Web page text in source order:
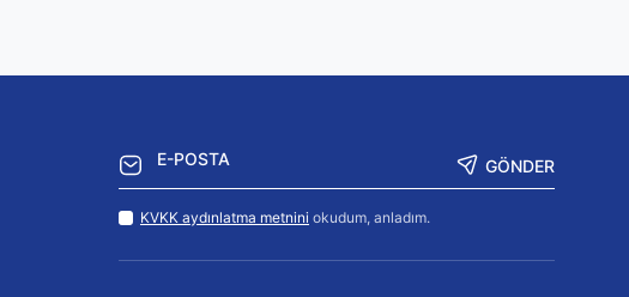
GÖNDER
KVKK aydınlatma metnini okudum, anladım.